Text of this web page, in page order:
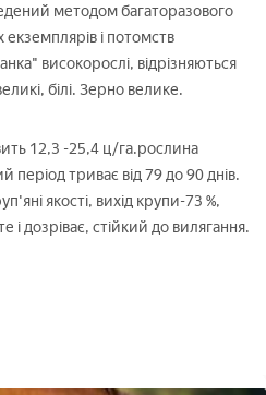
методом багаторазового
і потомств
високорослі, відрізняються
білі. Зерно велике.
12,3 -25,4 ц/га.рослина
період триває від 79 до 90 днів.
якості, вихід крупи-73 %,
і дозріває, стійкий до вилягання.